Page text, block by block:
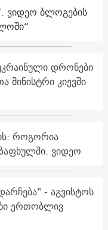
ვიდეო ბლოგების
დრონები
მინისტრი კიევში
როგორია
ვიდეო
- აგვისტოს
ერთობლივ